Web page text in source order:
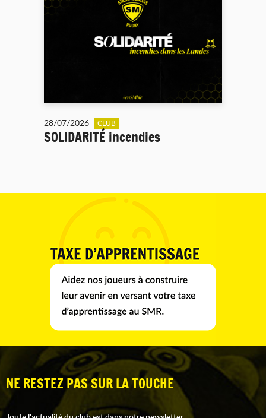
28/07/2026 CLUB
SOLIDARITÉ incendies
NE RESTEZ PAS SUR LA TOUCHE